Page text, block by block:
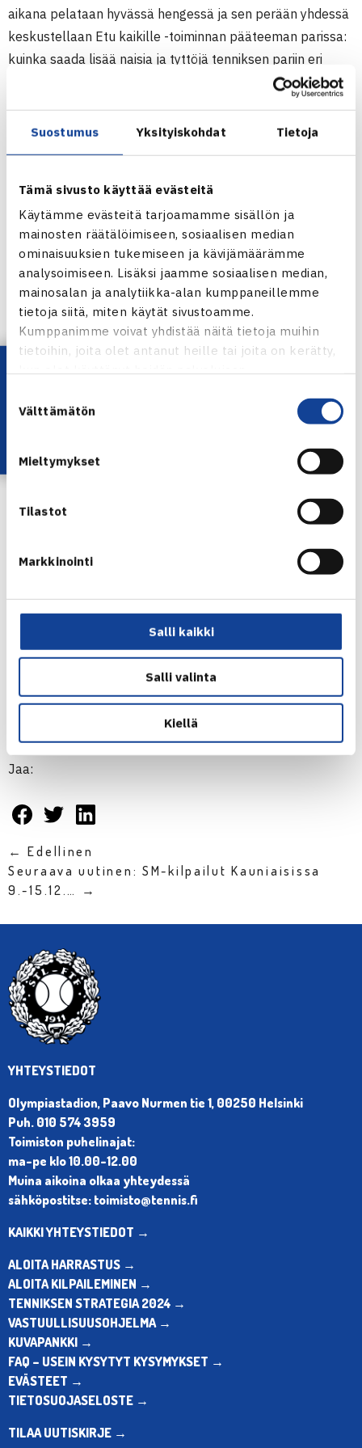
Suostumus Yksityiskohdat Tietoja
Tämä sivusto käyttää evästeitä
Käytämme evästeitä tarjoamamme sisällön ja
mainosten räätälöimiseen, sosiaalisen median
ominaisuuksien tukemiseen ja kävijämäärämme
analysoimiseen. Lisäksi jaamme sosiaalisen median,
mainosalan ja analytiikka-alan kumppaneillemme
tietoja siitä, miten käytät sivustoamme.
Kumppanimme voivat yhdistää näitä tietoja muihin
tietoihin, joita olet antanut heille tai joita on kerätty,
valinta
Välttämätön
Mieltymykset
Tilastot
Markkinointi
Salli kaikki
Salli valinta
Kiellä
aikana pelataan hyvässä hengessä ja sen perään yhdessä
keskustellaan Etu kaikille -toiminnan pääteeman parissa:
kuinka saada lisää naisia ja tyttöjä tenniksen pariin eri
Palaute viime kerrasta:
”Kiitos ihan valtavasti tämän päivän tapahtumasta!
Oli niin kivaa pelata ja jutella muiden
onnistunut.”
Mukaan mahtuu 12 osallistujaa (taso: aktiivi/harraste) ja
tapahtuman hinta on 20 euroa (sis. pelit sekä pientä
purtavaa). Ilmoittaudu mukaan alla olevalla lomakkeella.
Court)
12.00-13.00 – suihku, pientä purtavaa ja keskustelua
kuinka saada lisää naisia ja tyttöjä mukaan tenniksen
Jaa:
← Edellinen
Seuraava uutinen: SM-kilpailut Kauniaisissa
9.-15.12.… →
Lataa OmaTennis!
YHTEYSTIEDOT
Olympiastadion, Paavo Nurmen tie 1, 00250 Helsinki
Puh. 010 574 3959
Toimiston puhelinajat:
ma-pe klo 10.00-12.00
Muina aikoina olkaa yhteydessä
sähköpostitse: toimisto@tennis.fi
KAIKKI YHTEYSTIEDOT →
ALOITA HARRASTUS →
ALOITA KILPAILEMINEN →
TENNIKSEN STRATEGIA 2024 →
VASTUULLISUUSOHJELMA →
KUVAPANKKI →
FAQ – USEIN KYSYTYT KYSYMYKSET →
EVÄSTEET →
TIETOSUOJASELOSTE →
TILAA UUTISKIRJE →